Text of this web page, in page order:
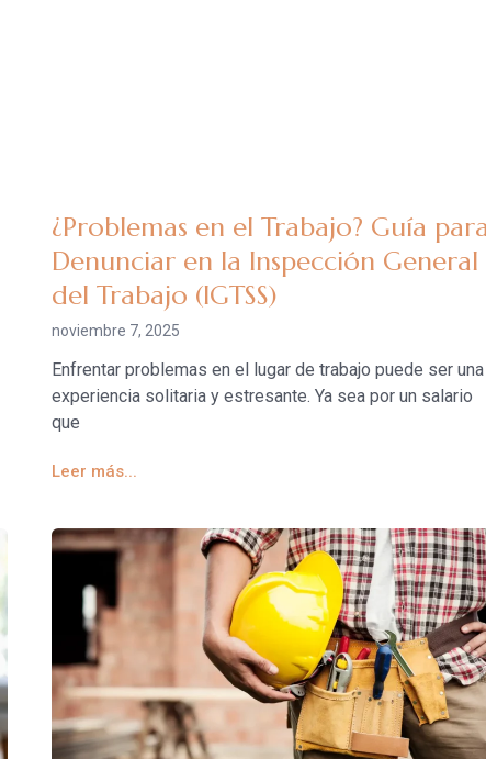
¿Problemas en el Trabajo? Guía
Denunciar en la Inspección General
del Trabajo (IGTSS)
noviembre 7, 2025
Enfrentar problemas en el lugar de trabajo puede ser una
experiencia solitaria y estresante. Ya sea por un salario
que
Leer más...